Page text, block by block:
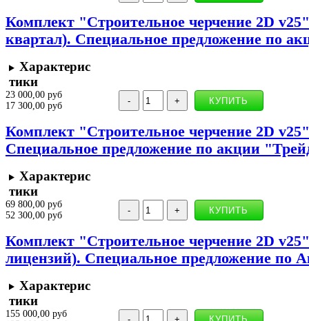
Комплект "Строительное черчение 2D
квартал). Специальное предложение по
Характерис
тики
23 000,00 руб
17 300,00 руб
Комплект "Строительное черчение 2D
Специальное предложение по акции
Характерис
тики
69 800,00 руб
52 300,00 руб
Комплект "Строительное черчение 2D
лицензий). Специальное предложение
Характерис
тики
155 000,00 руб